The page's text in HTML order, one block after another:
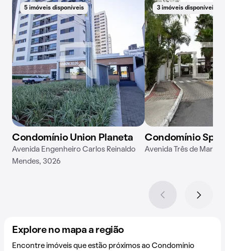
5 imóveis disponíveis
Condomínio Union Planeta
Avenida Engenheiro Carlos Reinaldo
Mendes, 3026
3 imóveis disponíveis
Condomínio
Avenida Três de Março,
Explore no mapa a região
Encontre imóveis que estão próximos ao Condomínio